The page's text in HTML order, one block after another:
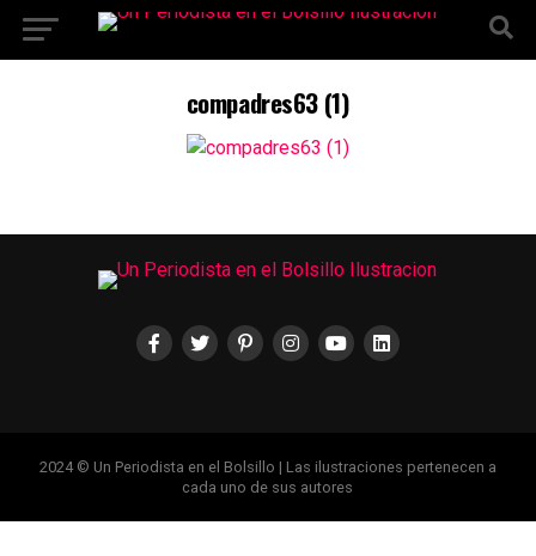
compadres63 (1)
2024 © Un Periodista en el Bolsillo | Las ilustraciones pertenecen a
cada uno de sus autores